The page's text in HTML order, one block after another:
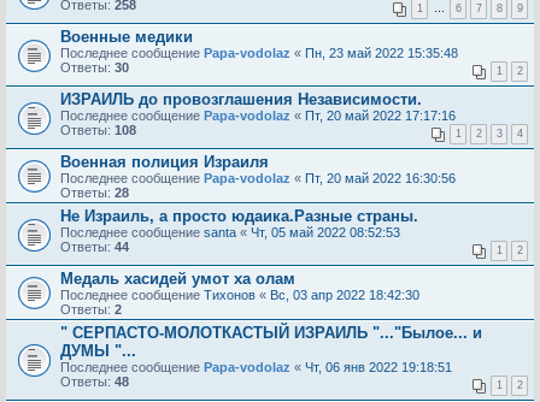
Ответы: 258 1 6 7 8 9
Военные медики
Последнее сообщение Papa-vodolaz « Пн, 23 май 2022 15:35:48
Ответы: 30 1 2
ИЗРАИЛЬ до провозглашения Независимости.
Последнее сообщение Papa-vodolaz « Пт, 20 май 2022 17:17:16
Ответы: 108 1 2 3 4
Военная полиция Израиля
Последнее сообщение Papa-vodolaz « Пт, 20 май 2022 16:30:56
Ответы: 28
Не Израиль, а просто юдаика.Разные страны.
Последнее сообщение santa « Чт, 05 май 2022 08:52:53
Ответы: 44 1 2
Медаль хасидей умот ха олам
Последнее сообщение Тихонов « Вс, 03 апр 2022 18:42:30
Ответы: 2
" СЕРПАСТО-МОЛОТКАСТЫЙ ИЗРАИЛЬ "..."Былое... и
ДУМЫ "...
Последнее сообщение Papa-vodolaz « Чт, 06 янв 2022 19:18:51
Ответы: 48 1 2